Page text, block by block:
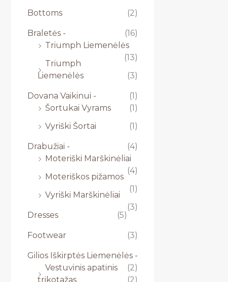
Bottoms (2)
Braletės -
(16)
Triumph Liemenėlės
(13)
Triumph
Liemenėlės
(3)
Dovana Vaikinui -
(1)
Šortukai Vyrams
(1)
Vyriški Šortai
(1)
Drabužiai -
(4)
Moteriški Marškinėliai
(4)
Moteriškos pižamos
(1)
Vyriški Marškinėliai
(3)
Dresses
(5)
Footwear (3)
Gilios Iškirptės Liemenėlės -
(2)
Vestuvinis apatinis
trikotažas
(2)